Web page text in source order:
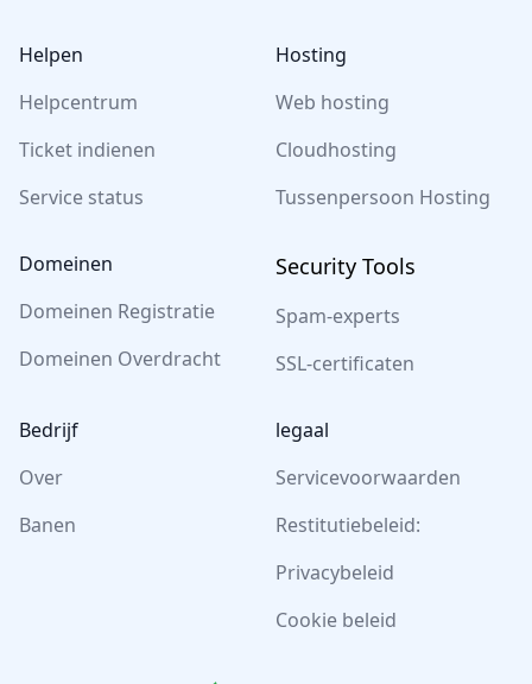
Helpen
Helpcentrum
Ticket indienen
Service status
Hosting
Web hosting
Cloudhosting
Tussenpersoon Hosting
Domeinen
Domeinen Registratie
Domeinen Overdracht
Security Tools
Spam-experts
SSL-certificaten
Bedrijf
Over
Banen
legaal
Servicevoorwaarden
Restitutiebeleid:
Privacybeleid
Cookie beleid